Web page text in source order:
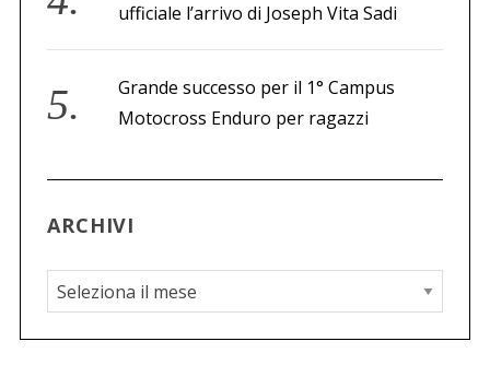
ufficiale l’arrivo di Joseph Vita Sadi
Grande successo per il 1° Campus
Motocross Enduro per ragazzi
ARCHIVI
A
r
c